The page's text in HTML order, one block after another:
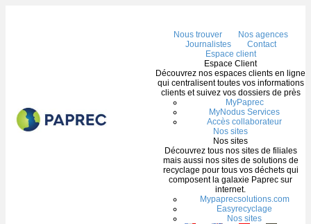
Nous trouver
Nos agences
Journalistes
Contact
Espace client
Espace Client
Découvrez nos espaces clients en ligne
qui centralisent toutes vos informations
clients et suivez vos dossiers de près
MyPaprec
MyNodus Services
Accès collaborateur
Nos sites
Nos sites
Découvrez tous nos sites de filiales
mais aussi nos sites de solutions de
recyclage pour tous vos déchets qui
composent la galaxie Paprec sur
internet.
Mypaprecsolutions.com
Easyrecyclage
Nos sites